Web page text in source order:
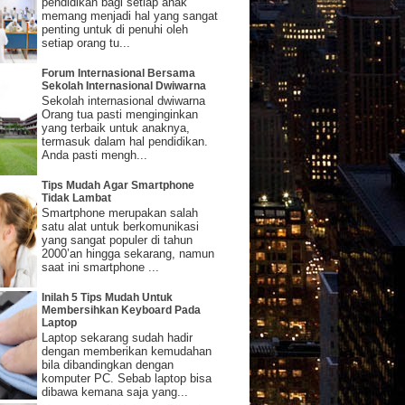
hingga sekarang, namun
yang beranggapan bahwa
untuk di
dalam hal
dan coklat menciptakan
berbagai macam
menstruasi sangat
budget banyak,
belum tentunya anda
Indonesia sebagai salah
Saturday, August 08, 2026
memang menjadi hal yang sangat
penting untuk di penuhi oleh
setiap orang tu...
Forum Internasional Bersama
Sekolah Internasional Dwiwarna
Sekolah internasional dwiwarna
Orang tua pasti menginginkan
yang terbaik untuk anaknya,
termasuk dalam hal pendidikan.
Anda pasti mengh...
Tips Mudah Agar Smartphone
Tidak Lambat
Smartphone merupakan salah
satu alat untuk berkomunikasi
yang sangat populer di tahun
2000’an hingga sekarang, namun
saat ini smartphone ...
Inilah 5 Tips Mudah Untuk
Membersihkan Keyboard Pada
Laptop
Laptop sekarang sudah hadir
dengan memberikan kemudahan
bila dibandingkan dengan
komputer PC. Sebab laptop bisa
dibawa kemana saja yang...